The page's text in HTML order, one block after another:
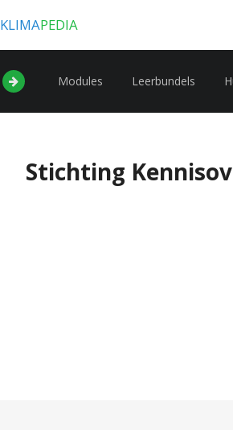
KLIMAPEDIA
Modules Leerbundels
Stichting